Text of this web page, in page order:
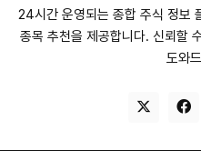
24시간 운영되는 종합 주식 정보
종목 추천을 제공합니다. 신뢰할
도와